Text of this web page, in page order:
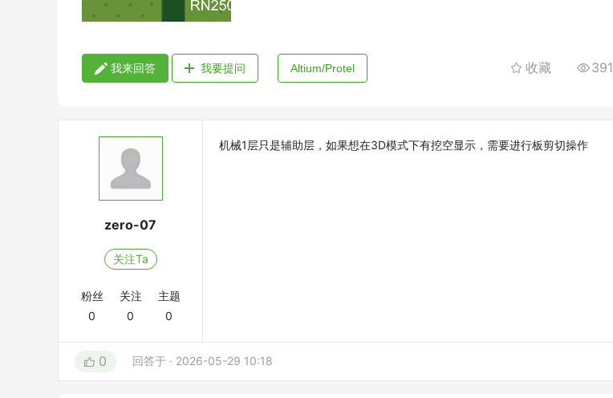
我来回答 我要提问 Altium/Protel 收藏 391
zero-07
关注Ta
粉丝
0
关注
0
主题
0
机械1层只是辅助层，如果想在3D模式下有挖空显示，需要进行板剪切操作
0 回答于 · 2026-05-29 10:18